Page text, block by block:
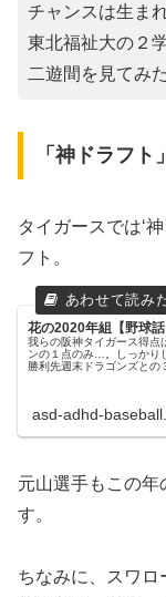
チャンスは生ま
東北福祉大の２
二遊間を見てみ
「神ドラフ
タイガースでは‘
フト。
花の2020年組【野球話
我らの阪神タイガース得点
ンの１点のみ…。しっかり
勝利先週末ドラゴンズとの
asd-adhd-
元山選手もこの年
す。
ちなみに、スワロ